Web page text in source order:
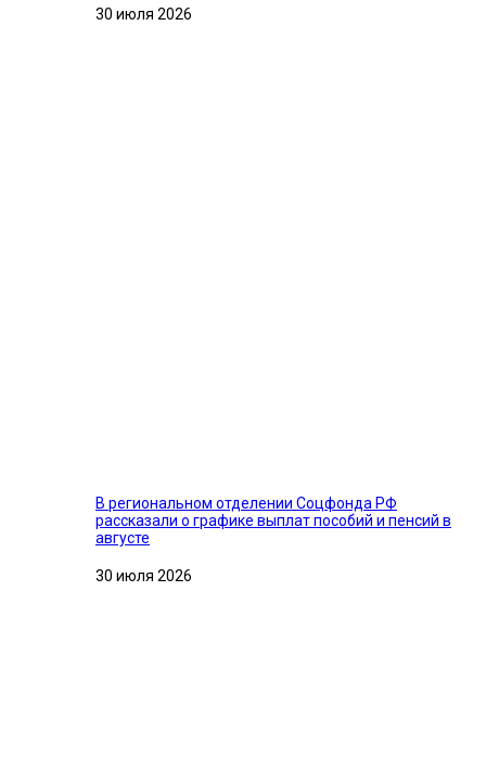
30 июля 2026
В региональном отделении Соцфонда РФ
рассказали о графике выплат пособий и пенсий в
августе
30 июля 2026